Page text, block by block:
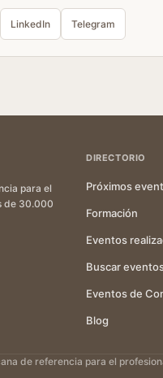
LinkedIn Telegram
para el
de 30.000
DIRECTORIO
Próximos
Formación
Eventos
Buscar
Eventos de
Blog
de referencia para el